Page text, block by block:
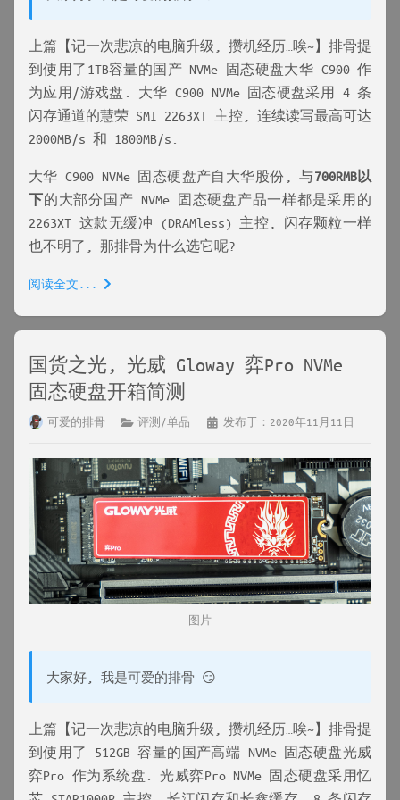
上篇【记一次悲凉的电脑升级, 攒机经历…唉~】排骨提
到使用了1TB容量的国产 NVMe 固态硬盘大华 C900 作
为应用/游戏盘. 大华 C900 NVMe 固态硬盘采用 4 条
闪存通道的慧荣 SMI 2263XT 主控, 连续读写最高可达
2000MB/s 和 1800MB/s.
大华 C900 NVMe 固态硬盘产自大华股份, 与700RMB以
下的大部分国产 NVMe 固态硬盘产品一样都是采用的
2263XT 这款无缓冲 (DRAMless) 主控, 闪存颗粒一样
也不明了, 那排骨为什么选它呢?
阅读全文...
国货之光, 光威 Gloway 弈Pro NVMe
固态硬盘开箱简测
可爱的排骨 评测/单品 发布于：2020年11月11日
图片
大家好, 我是可爱的排骨 😏
上篇【记一次悲凉的电脑升级, 攒机经历…唉~】排骨提
到使用了 512GB 容量的国产高端 NVMe 固态硬盘光威
弈Pro 作为系统盘. 光威弈Pro NVMe 固态硬盘采用忆